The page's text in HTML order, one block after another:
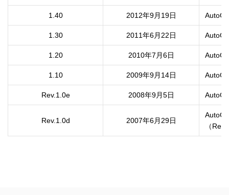
1.40 2012年9月19日
1.30 2011年6月22日
1.20 2010年7月6日
1.10 2009年9月14日
Rev.1.0e 2008年9月5日
Rev.1.0d 2007年6月29日
（